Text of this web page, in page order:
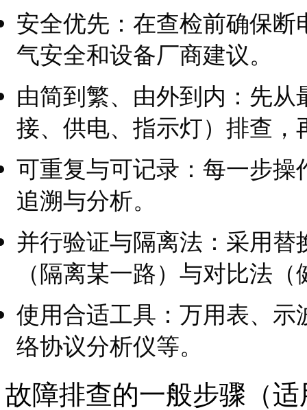
安全优先：在查检前确保
气安全和设备厂商建议。
由简到繁、由外到内：先
接、供电、指示灯）排查
可重复与可记录：每一步
追溯与分析。
并行验证与隔离法：采用
（隔离某一路）与对比法
使用合适工具：万用表、
络协议分析仪等。
故障排查的一般步骤（